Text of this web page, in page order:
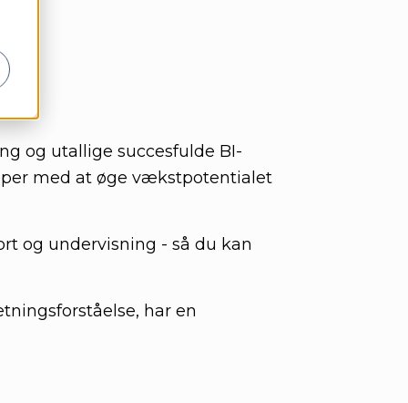
og utallige succesfulde BI-
med at øge vækstpotentialet
og undervisning - så du kan
har en